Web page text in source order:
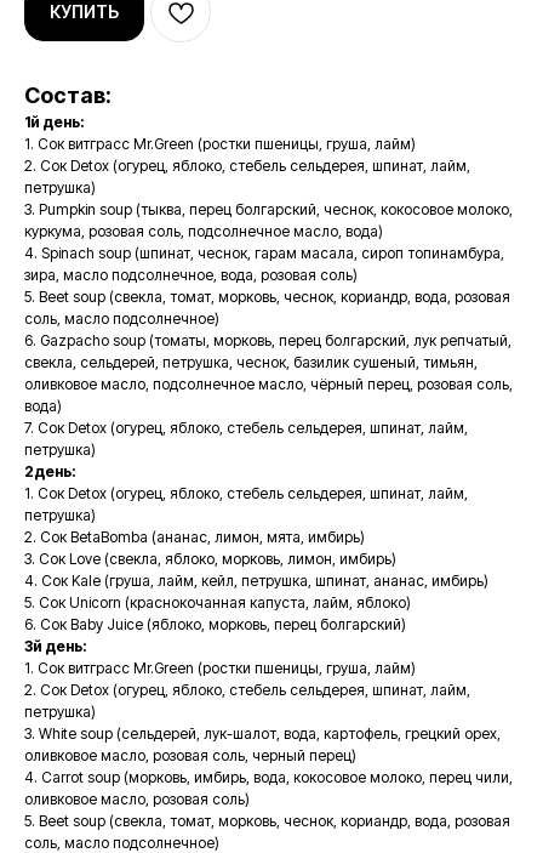
КУПИТЬ
Состав:
1й день:
1. Сок витграсс Mr.Green (ростки пшеницы, груша, лайм)
2. Сок Detox (огурец, яблоко, стебель сельдерея, шпинат, лайм,
петрушка)
3. Pumpkin soup (тыква, перец болгарский, чеснок, кокосовое молоко,
куркума, розовая соль, подсолнечное масло, вода)
4. Spinach soup (шпинат, чеснок, гарам масала, сироп топинамбура,
зира, масло подсолнечное, вода, розовая соль)
5. Beet soup (свекла, томат, морковь, чеснок, кориандр, вода, розовая
соль, масло подсолнечное)
6. Gazpacho soup (томаты, морковь, перец болгарский, лук репчатый,
свекла, сельдерей, петрушка, чеснок, базилик сушеный, тимьян,
оливковое масло, подсолнечное масло, чёрный перец, розовая соль,
вода)
7. Сок Detox (огурец, яблоко, стебель сельдерея, шпинат, лайм,
петрушка)
2день:
1. Сок Detox (огурец, яблоко, стебель сельдерея, шпинат, лайм,
петрушка)
2. Сок BetaBomba (ананас, лимон, мята, имбирь)
3. Сок Love (свекла, яблоко, морковь, лимон, имбирь)
4. Сок Kale (груша, лайм, кейл, петрушка, шпинат, ананас, имбирь)
5. Сок Unicorn (краснокочанная капуста, лайм, яблоко)
6. Сок Baby Juice (яблоко, морковь, перец болгарский)
3й день:
1. Сок витграсс Mr.Green (ростки пшеницы, груша, лайм)
2. Сок Detox (огурец, яблоко, стебель сельдерея, шпинат, лайм,
петрушка)
3. White soup (сельдерей, лук-шалот, вода, картофель, грецкий орех,
оливковое масло, розовая соль, черный перец)
4. Carrot soup (морковь, имбирь, вода, кокосовое молоко, перец чили,
оливковое масло, розовая соль)
5. Beet soup (свекла, томат, морковь, чеснок, кориандр, вода, розовая
соль, масло подсолнечное)